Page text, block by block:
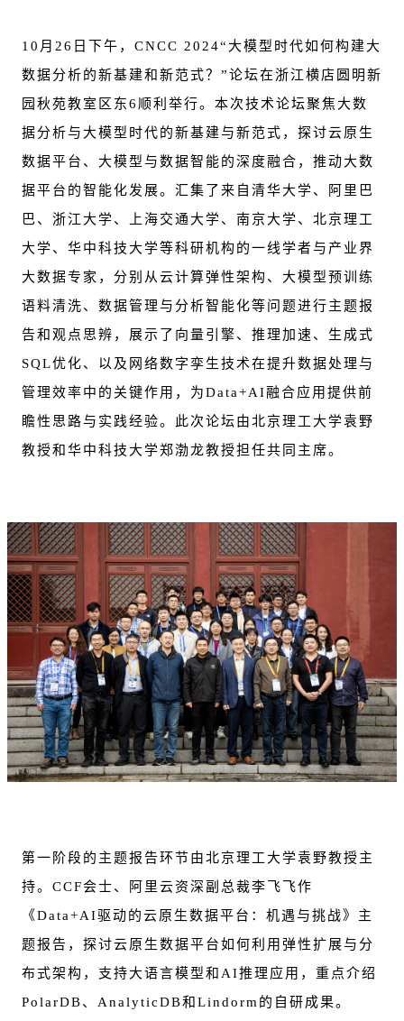
10月26日下午，CNCC 2024“大模型时代如何构建大
数据分析的新基建和新范式？”论坛在浙江横店圆明新
园秋苑教室区东6顺利举行。本次技术论坛聚焦大数
据分析与大模型时代的新基建与新范式，探讨云原生
数据平台、大模型与数据智能的深度融合，推动大数
据平台的智能化发展。汇集了来自清华大学、阿里巴
巴、浙江大学、上海交通大学、南京大学、北京理工
大学、华中科技大学等科研机构的一线学者与产业界
大数据专家，分别从云计算弹性架构、大模型预训练
语料清洗、数据管理与分析智能化等问题进行主题报
告和观点思辨，展示了向量引擎、推理加速、生成式
SQL优化、以及网络数字孪生技术在提升数据处理与
管理效率中的关键作用，为Data+AI融合应用提供前
瞻性思路与实践经验。此次论坛由北京理工大学袁野
教授和华中科技大学郑渤龙教授担任共同主席。
第一阶段的主题报告环节由北京理工大学袁野教授主
持。CCF会士、阿里云资深副总裁李飞飞作
《Data+AI驱动的云原生数据平台：机遇与挑战》主
题报告，探讨云原生数据平台如何利用弹性扩展与分
布式架构，支持大语言模型和AI推理应用 ，重点介绍
PolarDB、AnalyticDB和Lindorm的自研成果。